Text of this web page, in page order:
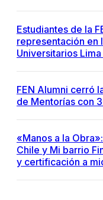
Estudiantes de la
representación en
Universitarios
FEN Alumni cerró
de Mentorías con
«Manos a la
Chile y Mi barrio
y certificación a